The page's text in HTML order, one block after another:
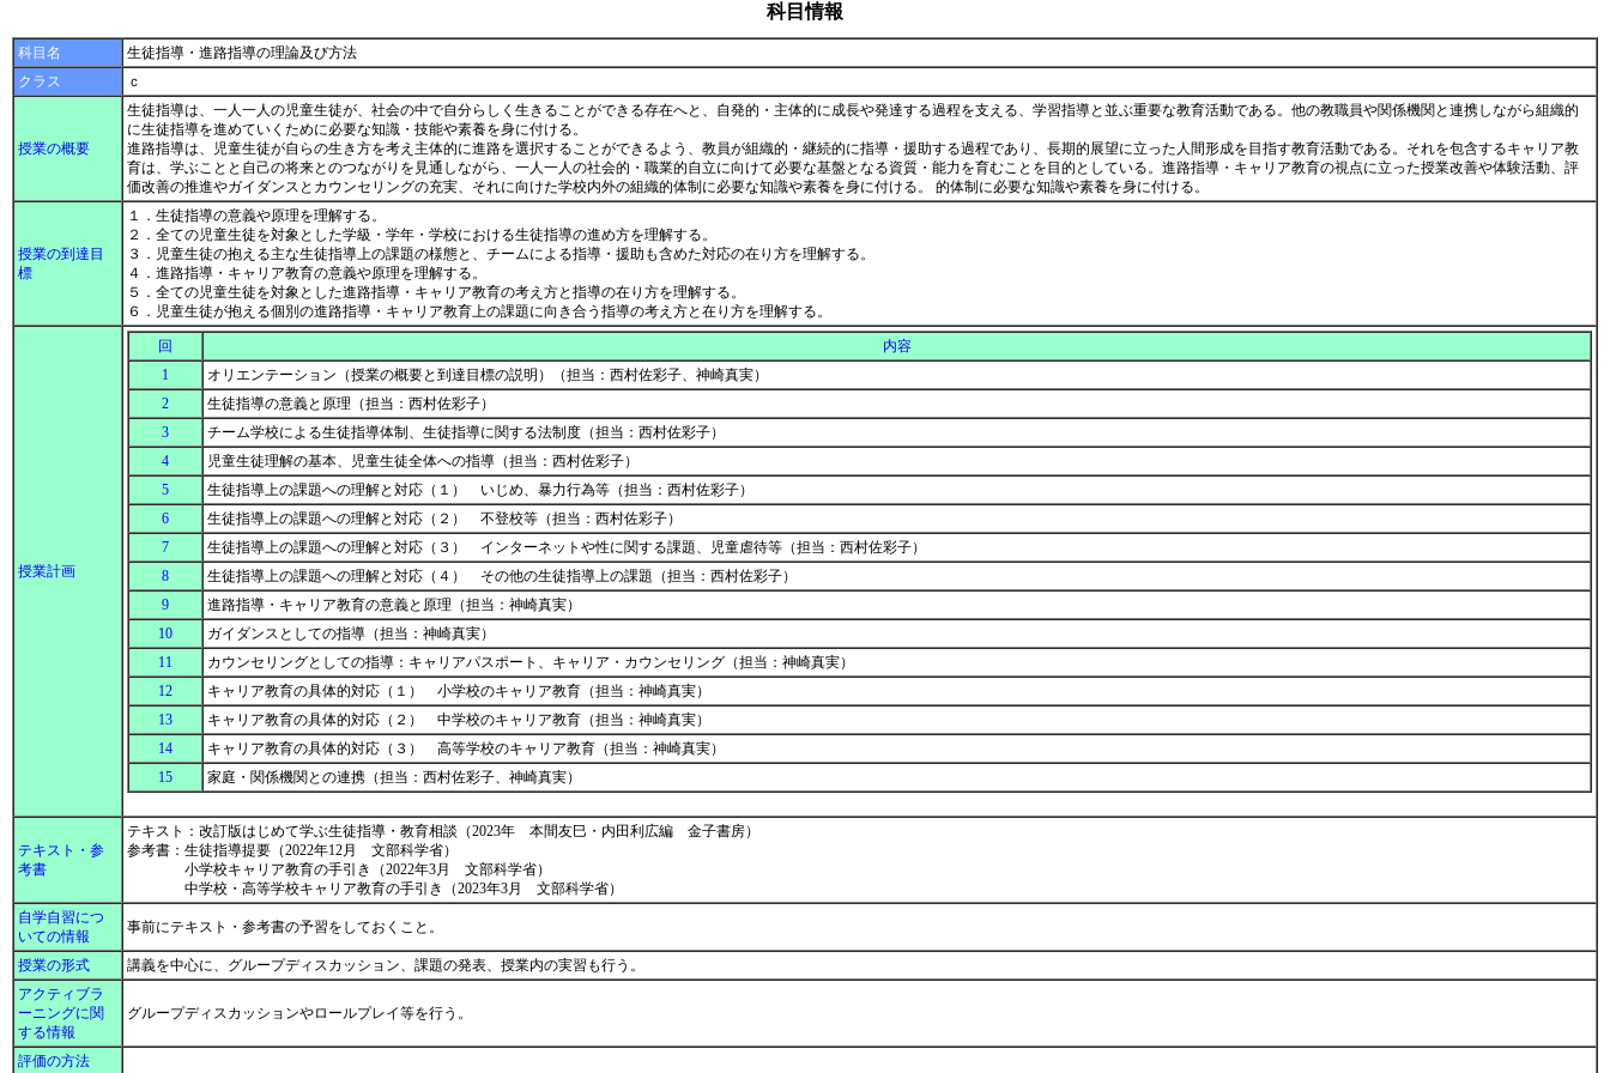
科目情報
科目名
生徒指導・進路指導の理論及び方法
クラス
ｃ
授業の概要
生徒指導は、一人一人の児童生徒が、社会の中で自分らしく生きることができる存在へと、自発的・主体的に成長や発達する過程を支える、学習指導と並ぶ重要な教育活動である。他の教職員や関係機関と連携しながら組織的
に生徒指導を進めていくために必要な知識・技能や素養を身に付ける。
進路指導は、児童生徒が自らの生き方を考え主体的に進路を選択することができるよう、教員が組織的・継続的に指導・援助する過程であり、長期的展望に立った人間形成を目指す教育活動である。それを包含するキャリア教
育は、学ぶことと自己の将来とのつながりを見通しながら、一人一人の社会的・職業的自立に向けて必要な基盤となる資質・能力を育むことを目的としている。進路指導・キャリア教育の視点に立った授業改善や体験活動、評
価改善の推進やガイダンスとカウンセリングの充実、それに向けた学校内外の組織的体制に必要な知識や素養を身に付ける。 的体制に必要な知識や素養を身に付ける。
授業の到達目
標
１．生徒指導の意義や原理を理解する。
２．全ての児童生徒を対象とした学級・学年・学校における生徒指導の進め方を理解する。
３．児童生徒の抱える主な生徒指導上の課題の様態と、チームによる指導・援助も含めた対応の在り方を理解する。
４．進路指導・キャリア教育の意義や原理を理解する。
５．全ての児童生徒を対象とした進路指導・キャリア教育の考え方と指導の在り方を理解する。
６．児童生徒が抱える個別の進路指導・キャリア教育上の課題に向き合う指導の考え方と在り方を理解する。
授業計画
回
内容
1
オリエンテーション（授業の概要と到達目標の説明）（担当：西村佐彩子、神崎真実）
2
生徒指導の意義と原理（担当：西村佐彩子）
3
チーム学校による生徒指導体制、生徒指導に関する法制度（担当：西村佐彩子）
4
児童生徒理解の基本、児童生徒全体への指導（担当：西村佐彩子）
5
生徒指導上の課題への理解と対応（１） いじめ、暴力行為等（担当：西村佐彩子）
6
生徒指導上の課題への理解と対応（２） 不登校等（担当：西村佐彩子）
7
生徒指導上の課題への理解と対応（３） インターネットや性に関する課題、児童虐待等（担当：西村佐彩子）
8
生徒指導上の課題への理解と対応（４） その他の生徒指導上の課題（担当：西村佐彩子）
9
進路指導・キャリア教育の意義と原理（担当：神崎真実）
10
ガイダンスとしての指導（担当：神崎真実）
11
カウンセリングとしての指導：キャリアパスポート、キャリア・カウンセリング（担当：神崎真実）
12
キャリア教育の具体的対応（１） 小学校のキャリア教育（担当：神崎真実）
13
キャリア教育の具体的対応（２） 中学校のキャリア教育（担当：神崎真実）
14
キャリア教育の具体的対応（３） 高等学校のキャリア教育（担当：神崎真実）
15
家庭・関係機関との連携（担当：西村佐彩子、神崎真実）
テキスト・参
考書
テキスト：改訂版はじめて学ぶ生徒指導・教育相談（2023年 本間友巳・内田利広編 金子書房）
参考書：生徒指導提要（2022年12月 文部科学省）
小学校キャリア教育の手引き（2022年3月 文部科学省）
中学校・高等学校キャリア教育の手引き（2023年3月 文部科学省）
自学自習につ
いての情報
事前にテキスト・参考書の予習をしておくこと。
授業の形式
講義を中心に、グループディスカッション、課題の発表、授業内の実習も行う。
アクティブラ
ーニングに関
する情報
グループディスカッションやロールプレイ等を行う。
評価の方法